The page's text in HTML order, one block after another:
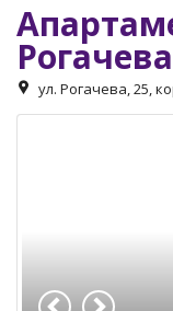
Рогачева
ул. Рогачева, 25,